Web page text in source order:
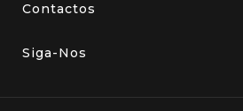
Contactos
Siga-Nos